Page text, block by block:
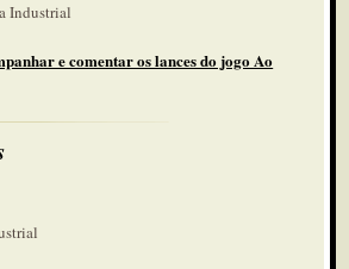
Industrial
e comentar os lances do jogo Ao